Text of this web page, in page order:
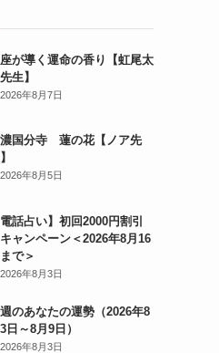
が導く運命の香り【虹尾太
生】
2026年8月7日
国分寺 蓮の花【ノア先
2026年8月5日
電話占い】初回2000円割引
ャンペーン＜2026年8月16
で＞
2026年8月3日
のあなたの運勢（2026年8
日～8月9日）
2026年8月3日